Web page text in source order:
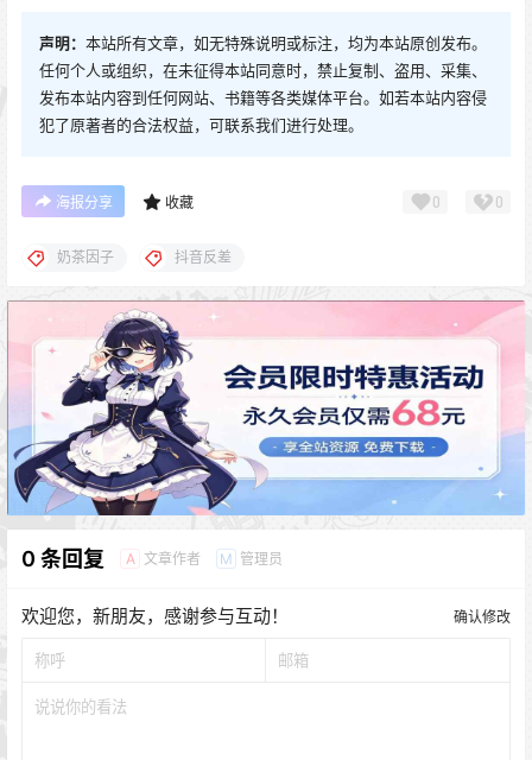
声明： 本站所有文章，如无特殊说明或标注，均为本站原创发布。
任何个人或组织，在未征得本站同意时，禁止复制、盗用、采集、
发布本站内容到任何网站、书籍等各类媒体平台。如若本站内容侵
犯了原著者的合法权益，可联系我们进行处理。
海报分享 收藏 0 0
奶茶因子 抖音反差
0 条回复 A 文章作者 M 管理员
欢迎您，新朋友，感谢参与互动！ 确认修改